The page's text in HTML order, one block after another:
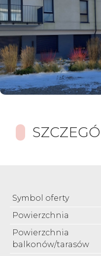
Symbol oferty
Powierzchnia
Powierzchnia
balkonów/tarasów